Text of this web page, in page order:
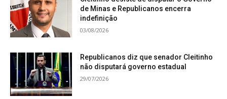
de Minas e Republicanos encerra
indefinição
03/08/2026
Republicanos diz que senador Cleitinho
não disputará governo estadual
29/07/2026